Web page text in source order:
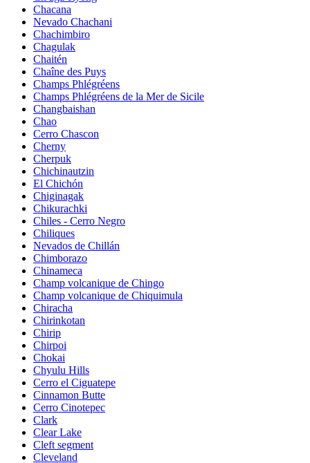
Chacana
Nevado Chachani
Chachimbiro
Chagulak
Chaitén
Chaîne des Puys
Champs Phlégréens
Champs Phlégréens de la Mer de Sicile
Changbaishan
Chao
Cerro Chascon
Cherny
Cherpuk
Chichinautzin
El Chichón
Chiginagak
Chikurachki
Chiles - Cerro Negro
Chiliques
Nevados de Chillán
Chimborazo
Chinameca
Champ volcanique de Chingo
Champ volcanique de Chiquimula
Chiracha
Chirinkotan
Chirip
Chirpoi
Chokai
Chyulu Hills
Cerro el Ciguatepe
Cinnamon Butte
Cerro Cinotepec
Clark
Clear Lake
Cleft segment
Cleveland